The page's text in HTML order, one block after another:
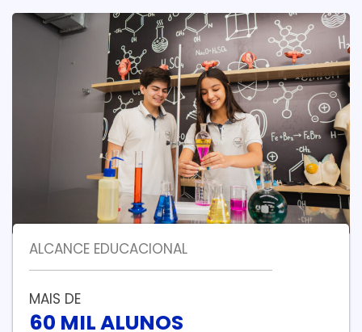
ALCANCE EDUCACIONAL
MAIS DE
60 MIL ALUNOS